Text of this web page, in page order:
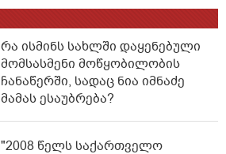
რა ისმინს სახლში დაყენებული
მომსასმენი მოწყობილობის
ჩანაწერში, სადაც ნია იმნაძე
მამას ესაუბრება?
"2008 წელს საქართველო